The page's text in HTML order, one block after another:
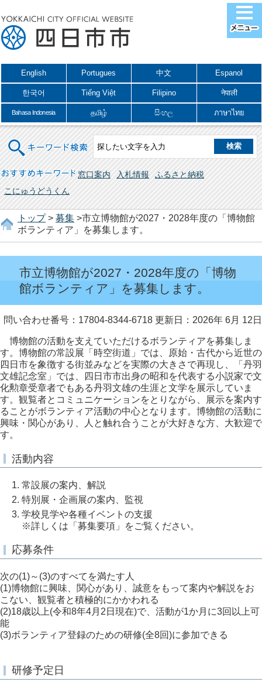
English Portugues 中文 Espanol
한국어 Tiếng Việt Filipino नेपाली
Bahasa Indonesia தமிழ் සිංහල ภาษาไทย
キーワード検索
おすすめキーワード 窓口案内 入札情報
ふるさと納税
こにゅうどうくん
トップ> 募集 >市立博物館が2027・2028年度の「博物館
ボランティア」を募集します。
市立博物館が2027・2028年度の「博物
館ボランティア」を募集します。
問い合わせ番号：17804-8344-6718 更新日：2026年 6月 12日
博物館の活動を支えていただけるボランティアを募集しま
す。博物館の常設展「時空街道」では、原始・古代から近世の
四日市を象徴する街並みなどを実際の大きさで再現し、「丹羽
文雄記念室」では、四日市市出身の昭和を代表する小説家で文
化勲章受章者でもある丹羽文雄の生涯と文学を展示していま
す。観覧者とコミュニケーションをとりながら、展示を案内す
ることがボランティア活動の中心となります。博物館の活動に
興味・関心があり、人と触れ合うことが大好きな方、大歓迎で
す。
活動内容
常設展の案内、解説
特別展・企画展の案内、監視
学校見学や各種イベントの支援
※詳しくは「募集要項」をご覧ください。
応募条件
次の(1)～(3)のすべてを満たす人
(1)博物館に興味、関心があり、誠意をもって案内や解説をお
こない、観覧者と積極的にかかわれる
(2)18歳以上(令和8年4月2日現在)で、活動が1か月に3回以上可
能
(3)ボランティア登録のための研修(全8回)に参加できる
研修予定日